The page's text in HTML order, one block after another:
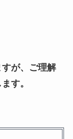
が、ご理解
す。